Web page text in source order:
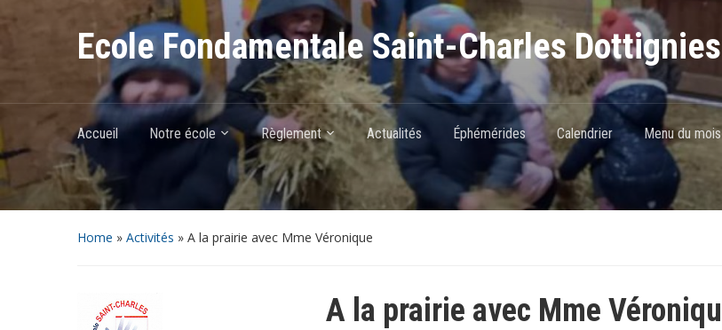
Ecole Fondamentale Saint-Charles Dottignies
Accueil Notre école Règlement Actualités Éphémérides Calendrier Menu du mois
Home » Activités » A la prairie avec Mme Véronique
A la prairie avec Mme